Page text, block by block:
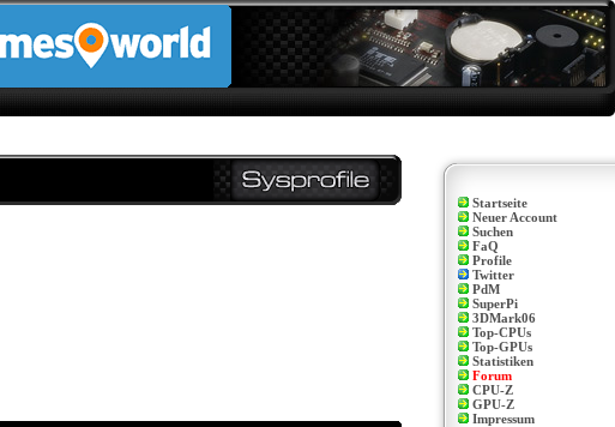
Startseite
Neuer Account
Suchen
FaQ
Profile
Twitter
PdM
SuperPi
3DMark06
Top-CPUs
Top-GPUs
Statistiken
Forum
CPU-Z
GPU-Z
Impressum